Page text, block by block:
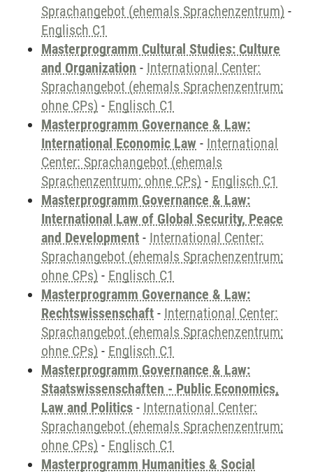
Sprachangebot (ehemals Sprachenzentrum) -
Englisch C1
Masterprogramm Cultural Studies: Culture
and Organization - International Center:
Sprachangebot (ehemals Sprachenzentrum;
ohne CPs) - Englisch C1
Masterprogramm Governance & Law:
International Economic Law - International
Center: Sprachangebot (ehemals
Sprachenzentrum; ohne CPs) - Englisch C1
Masterprogramm Governance & Law:
International Law of Global Security, Peace
and Development - International Center:
Sprachangebot (ehemals Sprachenzentrum;
ohne CPs) - Englisch C1
Masterprogramm Governance & Law:
Rechtswissenschaft - International Center:
Sprachangebot (ehemals Sprachenzentrum;
ohne CPs) - Englisch C1
Masterprogramm Governance & Law:
Staatswissenschaften - Public Economics,
Law and Politics - International Center:
Sprachangebot (ehemals Sprachenzentrum;
ohne CPs) - Englisch C1
Masterprogramm Humanities & Social